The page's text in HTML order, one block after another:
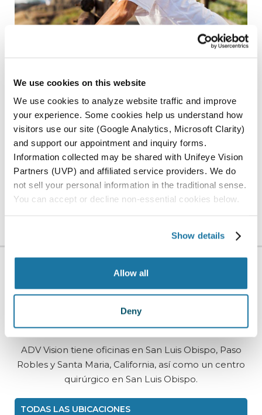
We use cookies on this website
We use cookies to analyze website traffic and improve
your experience. Some cookies help us understand how
visitors use our site (Google Analytics, Microsoft Clarity)
and support our appointment and inquiry forms.
Information collected may be shared with Unifeye Vision
Partners (UVP) and affiliated service providers. We do
not sell your personal information in the traditional sense.
You can accept or decline non-essential cookies below.
Show details
Allow all
Deny
LENTE AJUSTABLE DE LUZ
UBICACIÓN
Al servicio de nuestra
comunidad
ADV Vision tiene oficinas en San Luis Obispo, Paso
Robles y Santa Maria, California, así como un centro
quirúrgico en San Luis Obispo.
TODAS LAS UBICACIONES